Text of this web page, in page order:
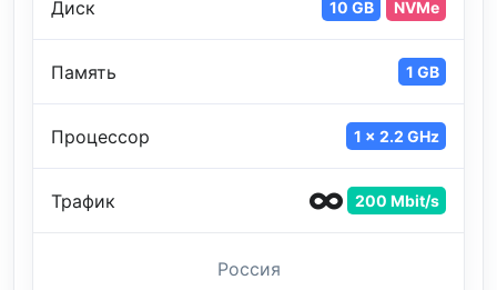
Диск 10 GB NVMe
Память 1 GB
Процессор 1 x 2.2 GHz
Трафик 200 Mbit/s
Россия